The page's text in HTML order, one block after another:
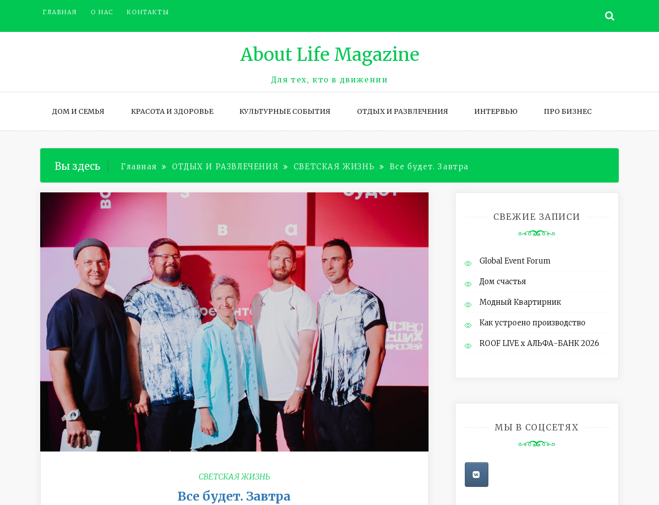
ГЛАВНАЯ О НАС КОНТАКТЫ
About Life Magazinе
Для тех, кто в движении
ДОМ И СЕМЬЯ КРАСОТА И ЗДОРОВЬЕ КУЛЬТУРНЫЕ СОБЫТИЯ ОТДЫХ И РАЗВЛЕЧЕНИЯ ИНТЕРВЬЮ ПРО БИЗНЕС
Вы здесь Главная ОТДЫХ И РАЗВЛЕЧЕНИЯ СВЕТСКАЯ ЖИЗНЬ Все будет. Завтра
СВЕТСКАЯ ЖИЗНЬ
Все будет. Завтра
СВЕЖИЕ ЗАПИСИ
Global Event Forum
Дом счастья
Модный Квартирник
Как устроено производство
ROOF LIVE x АЛЬФА-БАНК 2026
МЫ В СОЦСЕТЯХ